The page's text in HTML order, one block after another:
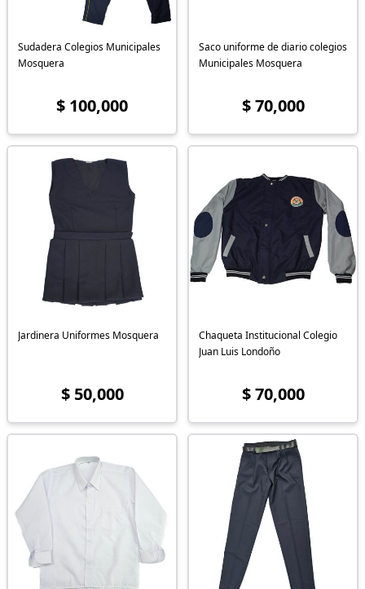
Sudadera Colegios Municipales
Mosquera
$ 100,000
Saco uniforme de diario colegios
Municipales Mosquera
$ 70,000
Jardinera Uniformes Mosquera
$ 50,000
Chaqueta Institucional Colegio
Juan Luis Londoño
$ 70,000